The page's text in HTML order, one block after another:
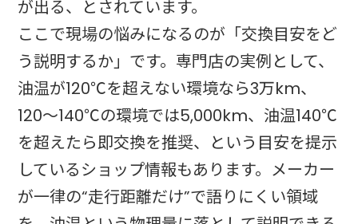
が出る、とされています。
ここで現場の悩みになるのが「交換目安をど
う説明するか」です。専門店の実例として、
油温が120℃を超えない環境なら3万km、
120～140℃の環境では5,000km、油温140℃
を超えたら即交換を推奨、という目安を提示
しているショップ情報もあります。メーカー
が一律の“走行距離だけ”で語りにくい領域